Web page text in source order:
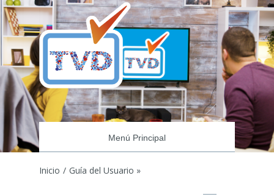
Menú Principal
Inicio / Guía del Usuario »